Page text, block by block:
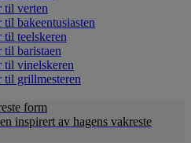
til verten
til bakeentusiasten
til teelskeren
til baristaen
til vinelskeren
til grillmesteren
form
inspirert av hagens vakreste